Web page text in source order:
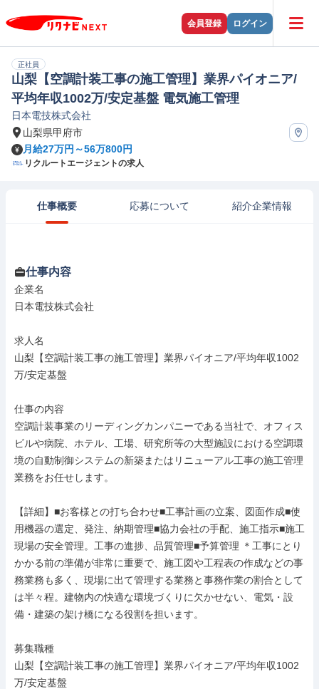
会員登録 ログイン
正社員
山梨【空調計装工事の施工管理】業界パイオニア/
平均年収1002万/安定基盤 電気施工管理
日本電技株式会社
山梨県甲府市
月給27万円～56万800円
リクルートエージェントの求人
仕事概要 応募について 紹介企業情報
仕事内容
企業名
日本電技株式会社
求人名
山梨【空調計装工事の施工管理】業界パイオニア/平均年収1002
万/安定基盤
仕事の内容
空調計装事業のリーディングカンパニーである当社で、オフィス
ビルや病院、ホテル、工場、研究所等の大型施設における空調環
境の自動制御システムの新築またはリニューアル工事の施工管理
業務をお任せします。
【詳細】■お客様との打ち合わせ■工事計画の立案、図面作成■使
用機器の選定、発注、納期管理■協力会社の手配、施工指示■施工
現場の安全管理。工事の進捗、品質管理■予算管理 ＊工事にとり
かかる前の準備が非常に重要で、施工図や工程表の作成などの事
務業務も多く、現場に出て管理する業務と事務作業の割合として
は半々程。建物内の快適な環境づくりに欠かせない、電気・設
備・建築の架け橋になる役割を担います。
募集職種
山梨【空調計装工事の施工管理】業界パイオニア/平均年収1002
万/安定基盤